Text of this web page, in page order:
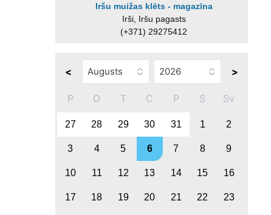
Iršu muižas klēts - magazīna
Irši, Iršu pagasts
(+371) 29275412
< >
P O T C P S Sv
27 28 29 30 31 1 2
3 4 5 6 7 8 9
10 11 12 13 14 15 16
17 18 19 20 21 22 23